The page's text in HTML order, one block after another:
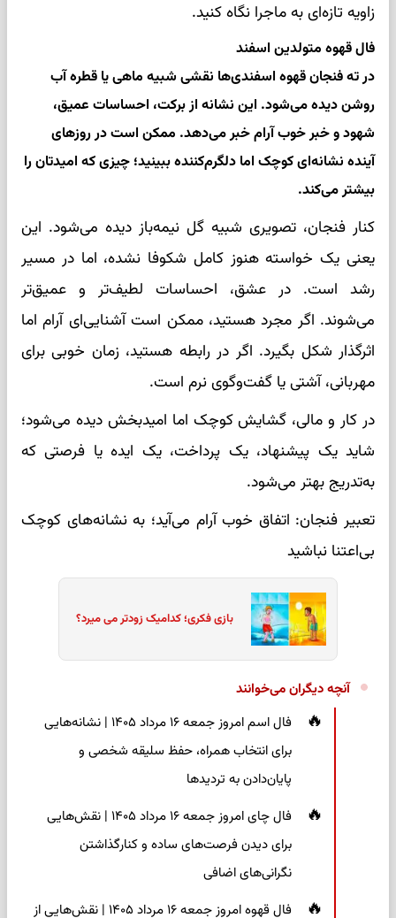
زاویه تازه‌ای به ماجرا نگاه کنید.
فال قهوه متولدین اسفند
در ته فنجان قهوه اسفندی‌ها نقشی شبیه ماهی یا قطره آب
روشن دیده می‌شود. این نشانه از برکت، احساسات عمیق،
شهود و خبر خوب آرام خبر می‌دهد. ممکن است در روزهای
آینده نشانه‌ای کوچک اما دلگرم‌کننده ببینید؛ چیزی که امیدتان را
بیشتر می‌کند.
کنار فنجان، تصویری شبیه گل نیمه‌باز دیده می‌شود. این
یعنی یک خواسته هنوز کامل شکوفا نشده، اما در مسیر
رشد است. در عشق، احساسات لطیف‌تر و عمیق‌تر
می‌شوند. اگر مجرد هستید، ممکن است آشنایی‌ای آرام اما
اثرگذار شکل بگیرد. اگر در رابطه هستید، زمان خوبی برای
مهربانی، آشتی یا گفت‌وگوی نرم است.
در کار و مالی، گشایش کوچک اما امیدبخش دیده می‌شود؛
شاید یک پیشنهاد، یک پرداخت، یک ایده یا فرصتی که
به‌تدریج بهتر می‌شود.
تعبیر فنجان: اتفاق خوب آرام می‌آید؛ به نشانه‌های کوچک
بی‌اعتنا نباشید
بازی فکری؛ کدامیک زودتر می میرد؟
آنچه دیگران می‌خوانند
فال اسم امروز جمعه ۱۶ مرداد ۱۴۰۵ | نشانه‌هایی
برای انتخاب همراه، حفظ سلیقه شخصی و
پایان‌دادن به تردیدها
فال چای امروز جمعه ۱۶ مرداد ۱۴۰۵ | نقش‌هایی
برای دیدن فرصت‌های ساده و کنارگذاشتن
نگرانی‌های اضافی
فال قهوه امروز جمعه ۱۶ مرداد ۱۴۰۵ | نقش‌هایی از